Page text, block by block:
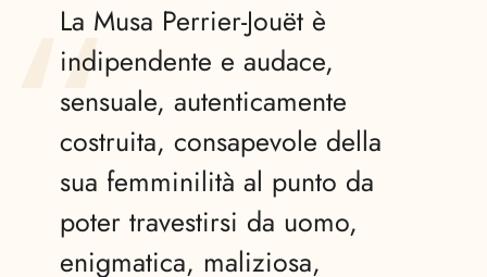
La Musa Perrier-Jouët è
indipendente e audace,
sensuale, autenticamente
costruita, consapevole della
sua femminilità al punto da
poter travestirsi da uomo,
enigmatica, maliziosa,